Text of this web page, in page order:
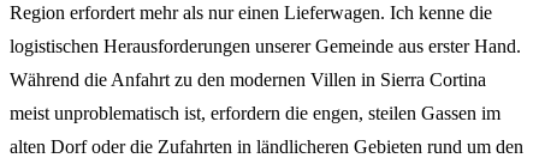
Region erfordert mehr als nur einen Lieferwagen. Ich kenne die
logistischen Herausforderungen unserer Gemeinde aus erster Hand.
Während die Anfahrt zu den modernen Villen in Sierra Cortina
meist unproblematisch ist, erfordern die engen, steilen Gassen im
alten Dorf oder die Zufahrten in ländlicheren Gebieten rund um den